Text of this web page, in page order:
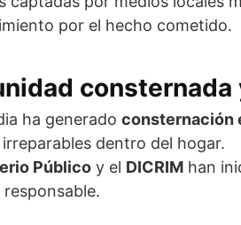
por el hecho cometido.
ha generado consternación
dentro del hogar.
Público y el DICRIM han